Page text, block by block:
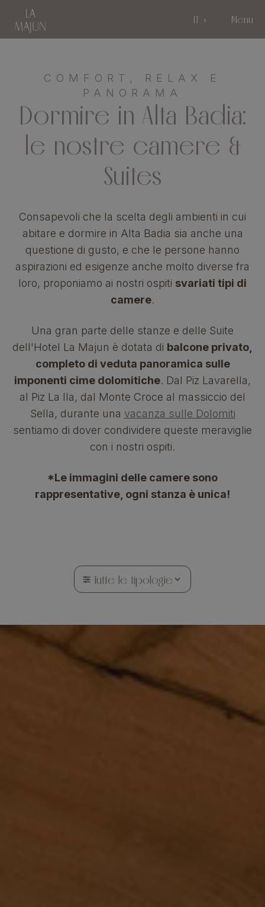
Menu
IT
COMFORT, RELAX E
PANORAMA
Dormire in Alta Badia:
le nostre camere &
Suites
Consapevoli che la scelta degli ambienti in cui
abitare e dormire in Alta Badia sia anche una
questione di gusto, e che le persone hanno
aspirazioni ed esigenze anche molto diverse fra
loro, proponiamo ai nostri ospiti svariati tipi di
camere.
Una gran parte delle stanze e delle Suite
dell'Hotel La Majun è dotata di balcone privato,
completo di veduta panoramica sulle
imponenti cime dolomitiche. Dal Piz Lavarella,
al Piz La Ila, dal Monte Croce al massiccio del
Sella, durante una vacanza sulle Dolomiti
sentiamo di dover condividere queste meraviglie
con i nostri ospiti.
*Le immagini delle camere sono
rappresentative, ogni stanza è unica!